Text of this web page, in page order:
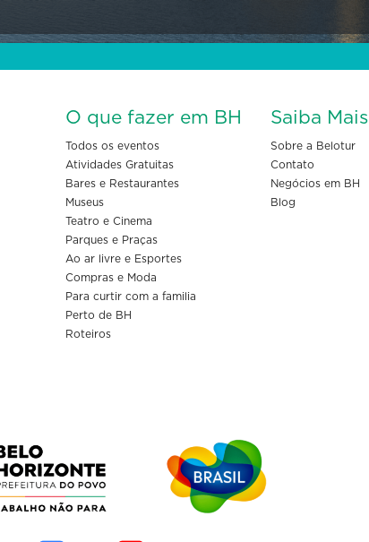
O que fazer em BH
Todos os eventos
Atividades Gratuitas
Bares e Restaurantes
Museus
Teatro e Cinema
Parques e Praças
Ao ar livre e Esportes
Compras e Moda
Para curtir com a familia
Perto de BH
Roteiros
Saiba Mais
Sobre a Belotur
Contato
Negócios em BH
Blog